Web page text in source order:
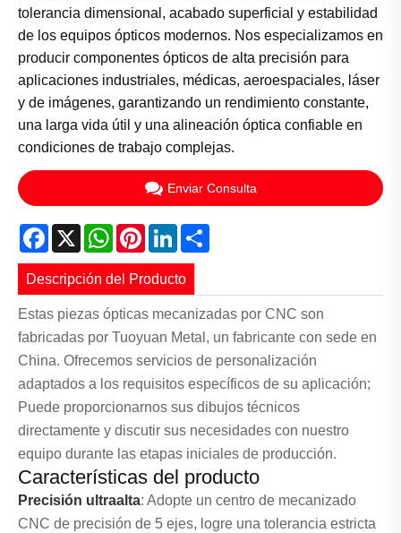
tolerancia dimensional, acabado superficial y estabilidad
de los equipos ópticos modernos. Nos especializamos en
producir componentes ópticos de alta precisión para
aplicaciones industriales, médicas, aeroespaciales, láser
y de imágenes, garantizando un rendimiento constante,
una larga vida útil y una alineación óptica confiable en
condiciones de trabajo complejas.
Enviar Consulta
Facebook
X WhatsApp
PinterestLinkedIn
Descripción del Producto
Estas piezas ópticas mecanizadas por CNC son
fabricadas por Tuoyuan Metal, un fabricante con sede en
China. Ofrecemos servicios de personalización
adaptados a los requisitos específicos de su aplicación;
Puede proporcionarnos sus dibujos técnicos
directamente y discutir sus necesidades con nuestro
equipo durante las etapas iniciales de producción.
Características del producto
Precisión ultraalta: Adopte un centro de mecanizado
CNC de precisión de 5 ejes, logre una tolerancia estricta